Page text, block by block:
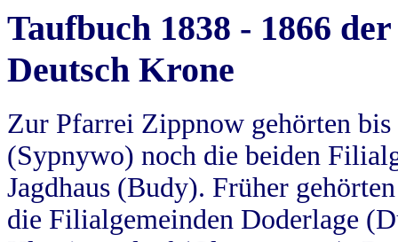
Taufbuch 1838 - 1866
Deutsch Krone
Zur Pfarrei Zippnow gehörten
(Sypnywo) noch die beiden
Jagdhaus (Budy). Früher
die Filialgemeinden Doderlage